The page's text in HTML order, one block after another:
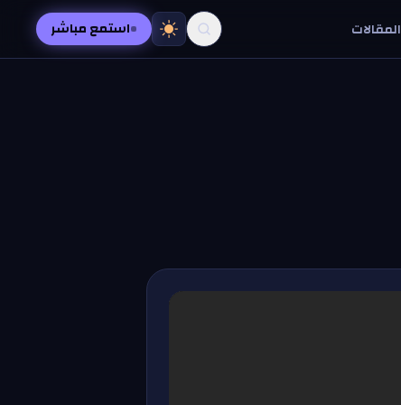
المقالات استمع مباشر